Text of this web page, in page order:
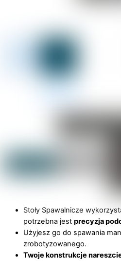
Stoły Spawalnicze
potrzebna jest precyzja
Użyjesz go do spawania
zrobotyzowanego.
Twoje konstrukcje